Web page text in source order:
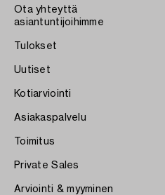
Ota yhteyttä
asiantuntijoihimme
Tulokset
Uutiset
Kotiarviointi
Asiakaspalvelu
Toimitus
Private Sales
Arviointi & myyminen